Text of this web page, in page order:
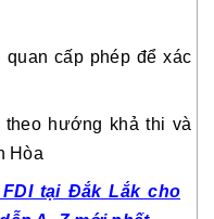
cấp phép để xác
hướng khả thi và
Hòa
tại Đắk Lắk cho